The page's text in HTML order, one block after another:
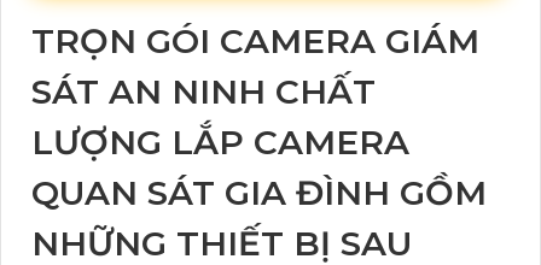
TRỌN GÓI CAMERA GIÁM
SÁT AN NINH CHẤT
LƯỢNG LẮP CAMERA
QUAN SÁT GIA ĐÌNH GỒM
NHỮNG THIẾT BỊ SAU